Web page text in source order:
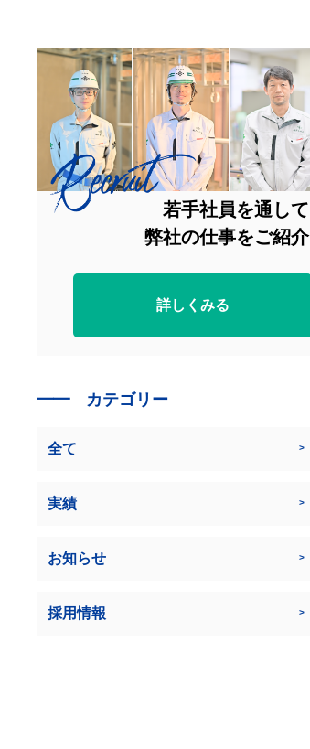
若手社員を通して
弊社の仕事をご紹介
詳しくみる
━━カテゴリー
全て
実績
お知らせ
採用情報